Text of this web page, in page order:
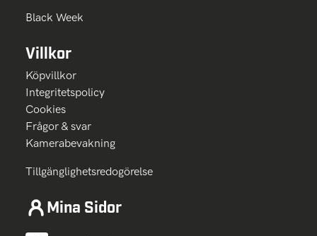
Black Week
Villkor
Köpvillkor
Integritetspolicy
Cookies
Frågor & svar
Kamerabevakning
Tillgänglighetsredogörelse
Mina Sidor